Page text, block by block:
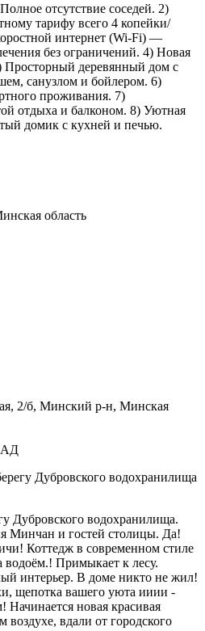
отсутствие соседей. 2)
тарифу всего 4 копейки/
интернет (Wi-Fi) —
без ограничений. 4) Новая
Просторный деревянный дом с
санузлом и бойлером. 6)
проживания. 7)
отдыха и балконом. 8) Уютная
домик с кухней и печью.
область
2/б, Минский р-н, Минская
Дубровского водохранилища
Дубровского водохранилища.
Минчан и гостей столицы. Да!
Коттедж в современном стиле
Примыкает к лесу.
интерьер. В доме никто не жил!
щепотка вашего уюта ииии -
Начинается новая красивая
воздухе, вдали от городского